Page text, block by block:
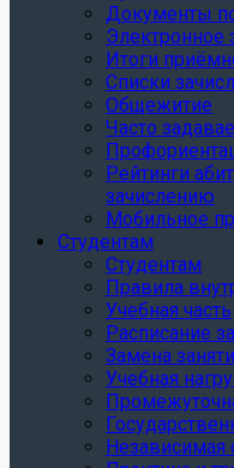
Документы
Электронное
Итоги
Списки
Общежитие
Часто
Рейтинги
зачислению
Мобильное
Студентам
Студентам
Правила
Учебная часть
Расписание
Замена
Учебная
Независимая